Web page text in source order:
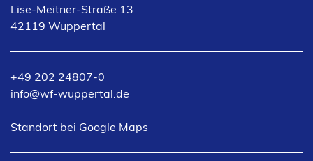
Lise-Meitner-Straße 13
42119 Wuppertal
+49 202 24807-0
info
wf-wuppertal de
Standort bei Google Maps
(Öffnet